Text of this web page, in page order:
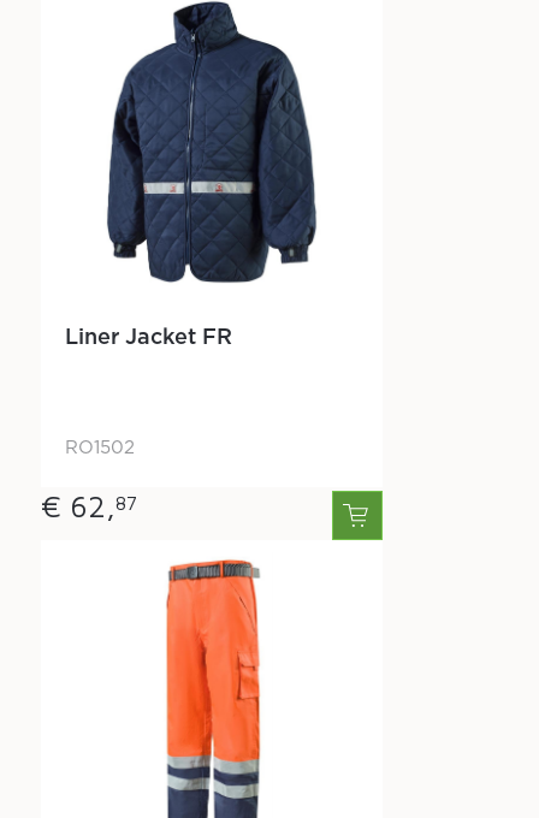
Liner Jacket FR
RO1502
€ 62,87